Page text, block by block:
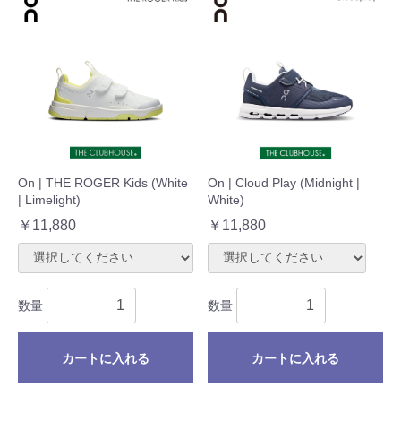
On | THE ROGER Kids (White
| Limelight)
￥11,880
数量
カートに入れる
On | Cloud Play (Midnight |
White)
￥11,880
数量
カートに入れる